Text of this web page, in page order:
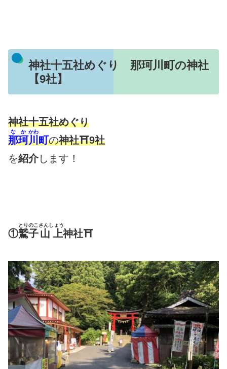
神社十五社めぐり 那珂川町の神社
【9社】
神社十五社めぐり
那珂
なか
川
かわ
町の神社⛩9社
を紹介します！
①鷲子
とりのこ
山上
さんしょう
神社⛩